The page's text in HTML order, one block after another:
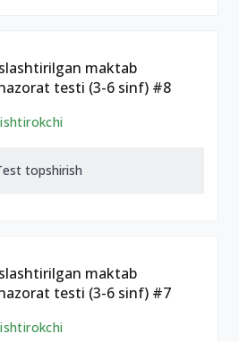
maktab
testi (3-6 sinf) #8
ishtirokchi
topshirish
maktab
testi (3-6 sinf) #7
ishtirokchi